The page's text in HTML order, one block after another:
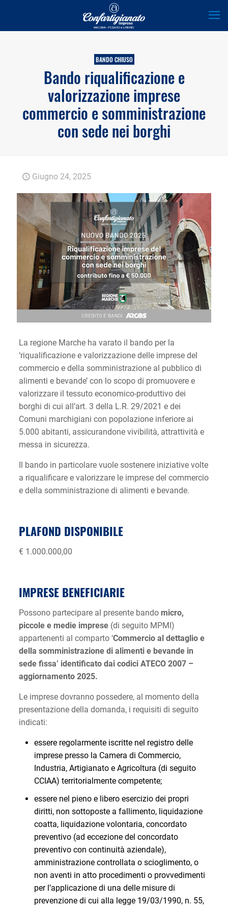
BANDO CHIUSO
Bando riqualificazione e
valorizzazione imprese
commercio e somministrazione
con sede nei borghi
Giugno 24, 2025
La regione Marche ha varato il bando per la
‘riqualificazione e valorizzazione delle imprese del
commercio e della somministrazione al pubblico di
alimenti e bevande’ con lo scopo di promuovere e
valorizzare il tessuto economico-produttivo dei
borghi di cui all’art. 3 della L.R. 29/2021 e dei
Comuni marchigiani con popolazione inferiore ai
5.000 abitanti, assicurandone vivibilità, attrattività e
messa in sicurezza.
Il bando in particolare vuole sostenere iniziative volte
a riqualificare e valorizzare le imprese del commercio
e della somministrazione di alimenti e bevande.
PLAFOND DISPONIBILE
€ 1.000.000,00
IMPRESE BENEFICIARIE
Possono partecipare al presente bando micro,
piccole e medie imprese(di seguito MPMI)
appartenenti al comparto ‘Commercio al dettaglio e
della somministrazione di alimenti e bevande in
sede fissa’ identificato dai codici ATECO 2007 –
aggiornamento 2025.
Le imprese dovranno possedere, al momento della
presentazione della domanda, i requisiti di seguito
indicati:
essere regolarmente iscritte nel registro delle
imprese presso la Camera di Commercio,
Industria, Artigianato e Agricoltura (di seguito
CCIAA) territorialmente competente;
essere nel pieno e libero esercizio dei propri
diritti, non sottoposte a fallimento, liquidazione
coatta, liquidazione volontaria, concordato
preventivo (ad eccezione del concordato
preventivo con continuità aziendale),
amministrazione controllata o scioglimento, o
non aventi in atto procedimenti o provvedimenti
per l’applicazione di una delle misure di
prevenzione di cui alla legge 19/03/1990, n. 55,